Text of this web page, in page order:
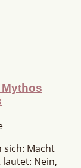
sich: Macht
Nein,